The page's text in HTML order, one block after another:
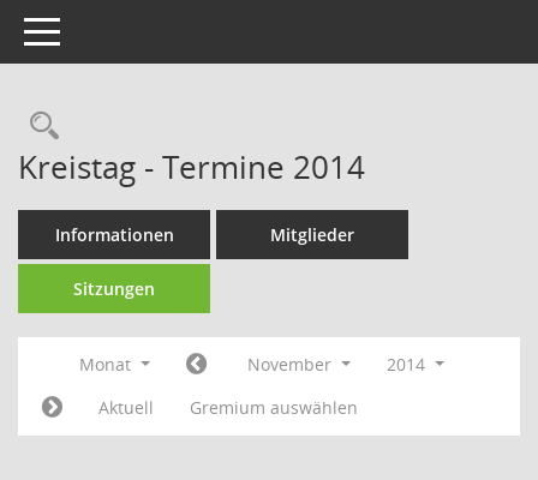
Toggle navigation
Kreistag - Termine 2014
Informationen Mitglieder
Sitzungen
Monat November
2014
Aktuell
Gremium auswählen